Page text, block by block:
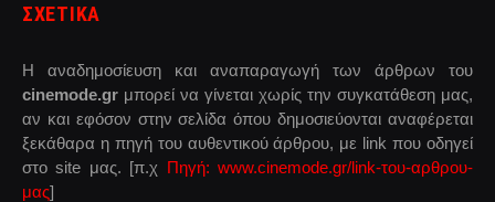
ΣΧΕΤΙΚΑ
Η αναδημοσίευση και αναπαραγωγή των άρθρων του
cinemode.gr μπορεί να γίνεται χωρίς την συγκατάθεση μας,
αν και εφόσον στην σελίδα όπου δημοσιεύονται αναφέρεται
ξεκάθαρα η πηγή του αυθεντικού άρθρου, με link που οδηγεί
στο site μας. [π.χ Πηγή: www.cinemode.gr/link-του-αρθρου-
μας]